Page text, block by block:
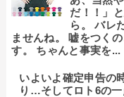
だ！！」
ら。 バレ
ませんね。 嘘をつく
す。 ちゃんと事実を...
いよいよ確定申告の
り…そしてロト6の一